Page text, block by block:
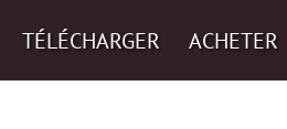
TÉLÉCHARGER ACHETER